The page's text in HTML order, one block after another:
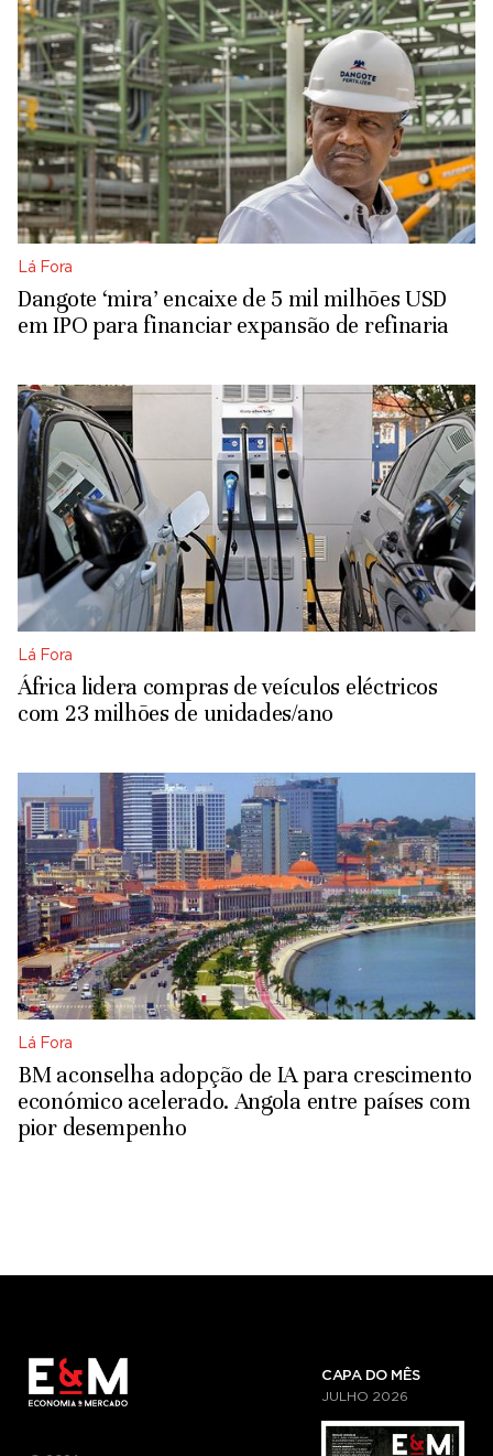
Lá Fora
Dangote ‘mira’ encaixe de 5 mil milhões USD
em IPO para financiar expansão de refinaria
Lá Fora
África lidera compras de veículos eléctricos
com 23 milhões de unidades/ano
Lá Fora
BM aconselha adopção de IA para crescimento
económico acelerado. Angola entre países com
pior desempenho
CAPA DO MÊS
JULHO 2026